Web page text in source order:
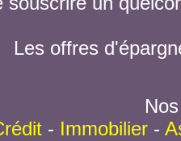
Les offres
- Immobilier-